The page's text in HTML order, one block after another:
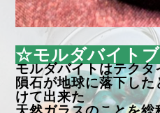
☆モルダバイト
モルダバイトはテクタ
隕石が地球に落下した
けて出来た